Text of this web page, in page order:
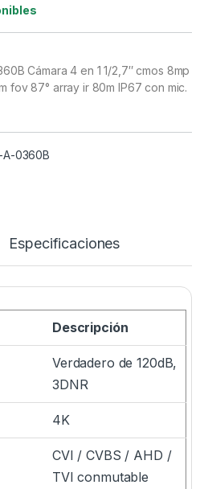
Cámara 4 en 1 1/2,7″ cmos 8mp
fov 87° array ir 80m IP67 con mic.
A-0360B
Especificaciones
Descripción
Verdadero de 120dB,
3DNR
4K
CVI / CVBS / AHD /
TVI conmutable